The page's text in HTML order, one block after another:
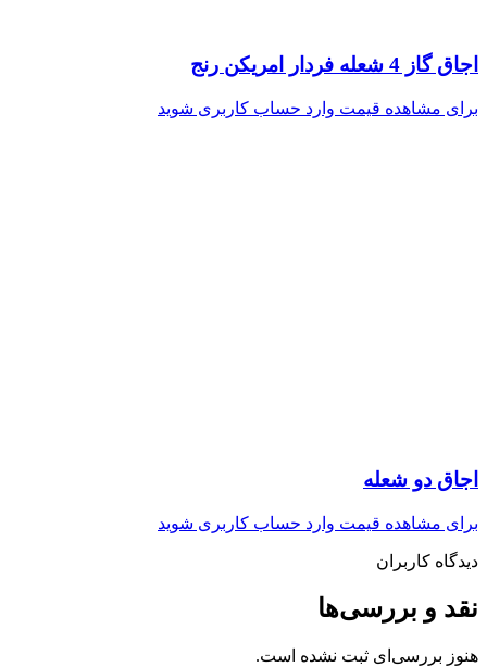
اجاق گاز 4 شعله فردار امریکن رنج
برای مشاهده قیمت وارد حساب کاربری شوید
اجاق دو شعله
برای مشاهده قیمت وارد حساب کاربری شوید
دیدگاه کاربران
نقد و بررسی‌ها
هنوز بررسی‌ای ثبت نشده است.